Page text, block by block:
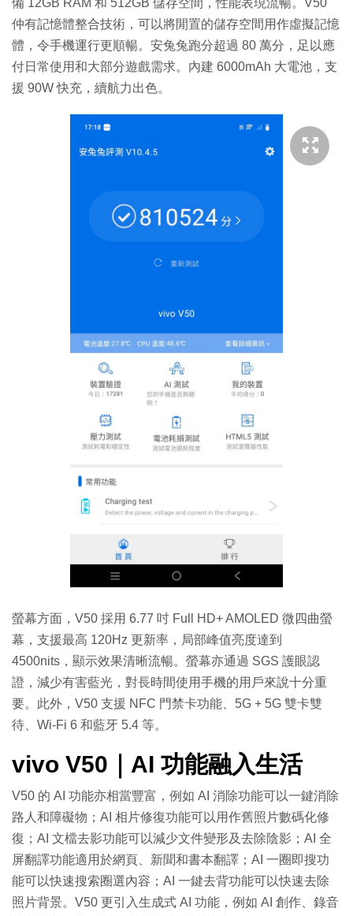
備 12GB RAM 和 512GB 儲存空間，性能表現流暢。V50
仲有記憶體整合技術，可以將閒置的儲存空間用作虛擬記憶
體，令手機運行更順暢。安兔兔跑分超過 80 萬分，足以應
付日常使用和大部分遊戲需求。內建 6000mAh 大電池，支
援 90W 快充，續航力出色。
螢幕方面，V50 採用 6.77 吋 Full HD+ AMOLED 微四曲螢
幕，支援最高 120Hz 更新率，局部峰值亮度達到
4500nits，顯示效果清晰流暢。螢幕亦通過 SGS 護眼認
證，減少有害藍光，對長時間使用手機的用戶來說十分重
要。此外，V50 支援 NFC 門禁卡功能、5G + 5G 雙卡雙
待、Wi-Fi 6 和藍牙 5.4 等。
vivo V50｜AI 功能融入生活
V50 的 AI 功能亦相當豐富，例如 AI 消除功能可以一鍵消除
路人和障礙物；AI 相片修復功能可以用作舊照片數碼化修
復；AI 文檔去影功能可以減少文件變形及去除陰影；AI 全
屏翻譯功能適用於網頁、新聞和書本翻譯；AI 一圈即搜功
能可以快速搜索圈選內容；AI 一鍵去背功能可以快速去除
照片背景。V50 更引入生成式 AI 功能，例如 AI 創作、錄音